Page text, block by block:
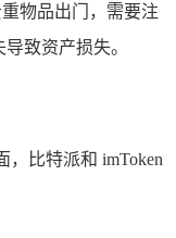
物品出门，需要注
致资产损失。
，比特派和 imToken